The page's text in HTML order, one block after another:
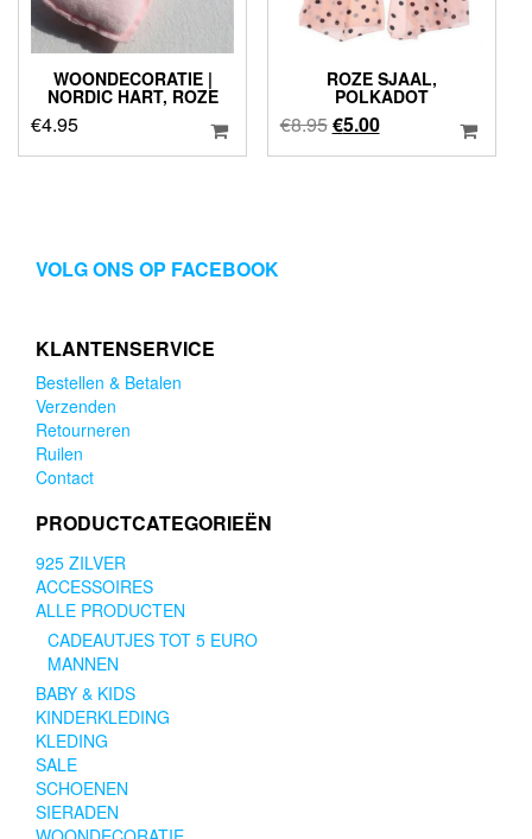
WOONDECORATIE |
NORDIC HART, ROZE
€4.95
ROZE SJAAL,
POLKADOT
€8.95Oorspronkelijke
prijs
€5.00Huidige
prijs
VOLG ONS OP FACEBOOK
KLANTENSERVICE
Bestellen & Betalen
Verzenden
Retourneren
Ruilen
Contact
PRODUCTCATEGORIEËN
925 ZILVER
ACCESSOIRES
ALLE PRODUCTEN
CADEAUTJES TOT 5 EURO
MANNEN
BABY & KIDS
KINDERKLEDING
KLEDING
SALE
SCHOENEN
SIERADEN